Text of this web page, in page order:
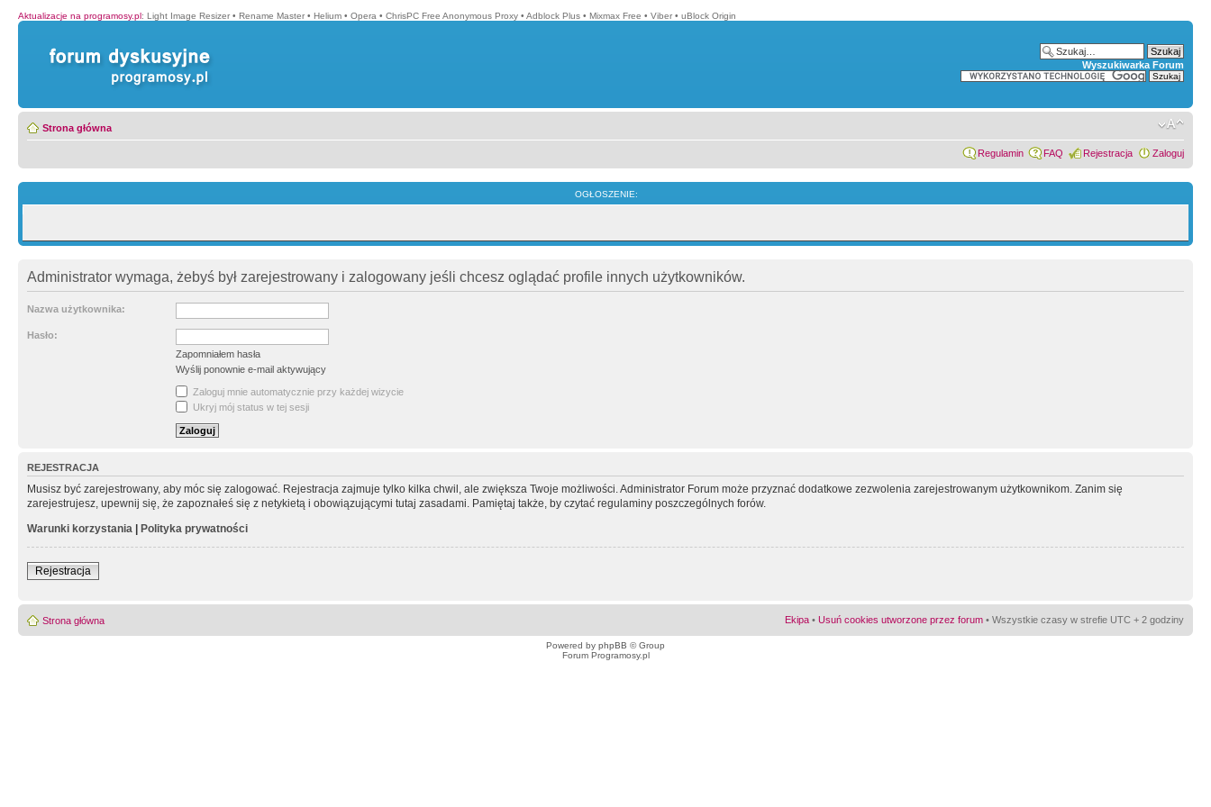
Aktualizacje na programosy.pl: Light Image Resizer • Rename Master • Helium • Opera • ChrisPC Free Anonymous Proxy • Adblock Plus • Mixmax Free • Viber • uBlock Origin
Wyszukiwarka Forum
Strona główna
Regulamin FAQ Rejestracja Zaloguj
OGŁOSZENIE:
Administrator wymaga, żebyś był zarejestrowany i zalogowany jeśli chcesz oglądać profile innych użytkowników.
Nazwa użytkownika:
Hasło:
Zapomniałem hasła
Wyślij ponownie e-mail aktywujący
Zaloguj mnie automatycznie przy każdej wizycie
Ukryj mój status w tej sesji
REJESTRACJA
Musisz być zarejestrowany, aby móc się zalogować. Rejestracja zajmuje tylko kilka chwil, ale zwiększa Twoje możliwości. Administrator Forum może przyznać dodatkowe zezwolenia zarejestrowanym użytkownikom. Zanim się
zarejestrujesz, upewnij się, że zapoznałeś się z netykietą i obowiązującymi tutaj zasadami. Pamiętaj także, by czytać regulaminy poszczególnych forów.
Warunki korzystania | Polityka prywatności
Rejestracja
Strona główna Ekipa • Usuń cookies utworzone przez forum • Wszystkie czasy w strefie UTC + 2 godziny
Powered by phpBB © Group
Forum Programosy.pl